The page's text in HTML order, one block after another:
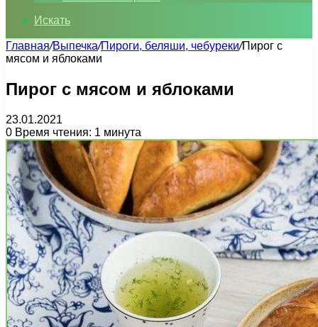
Искать
Главная/Выпечка/Пироги, беляши, чебуреки/Пирог с
мясом и яблоками
Пирог с мясом и яблоками
23.01.2021
0 Время чтения: 1 минута